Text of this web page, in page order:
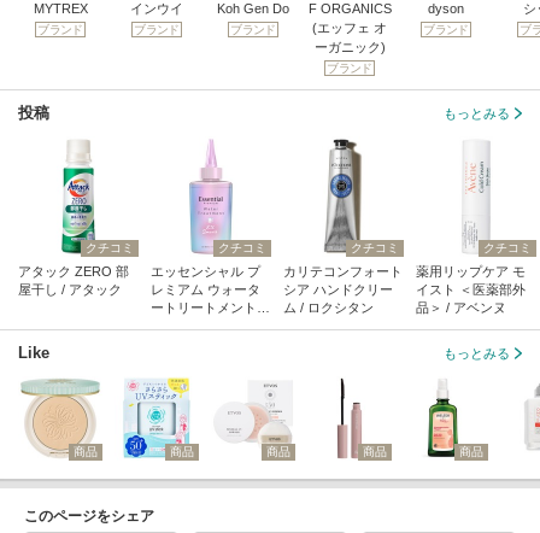
MYTREX
ブランド
インウイ
ブランド
Koh Gen Do
ブランド
F ORGANICS
(エッフェ オ
ーガニック)
ブランド
dyson
ブランド
シ
ブ
投稿 もっとみる
クチコミ
アタック ZERO 部
屋干し / アタック
クチコミ
エッセンシャル プ
レミアム ウォータ
ートリートメント E
クチコミ
カリテコンフォート
シア ハンドクリー
ム / ロクシタン
クチコミ
薬用リップケア モ
イスト ＜医薬部外
品＞ / アベンヌ
Like もっとみる
商品 商品 商品 商品 商品
このページをシェア